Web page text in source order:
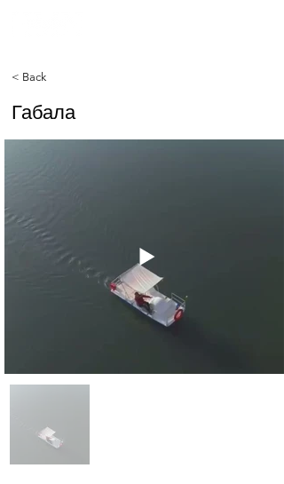
< Back
Габала